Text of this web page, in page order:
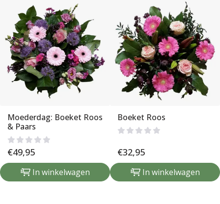
Moederdag: Boeket Roos
& Paars
€49,95
In winkelwagen
Boeket Roos
€32,95
In winkelwagen